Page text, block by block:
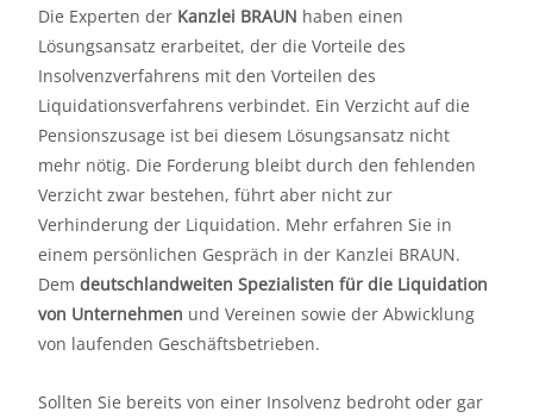
Die Experten der Kanzlei BRAUN haben einen
Lösungsansatz erarbeitet, der die Vorteile des
Insolvenzverfahrens mit den Vorteilen des
Liquidationsverfahrens verbindet. Ein Verzicht auf die
Pensionszusage ist bei diesem Lösungsansatz nicht
mehr nötig. Die Forderung bleibt durch den fehlenden
Verzicht zwar bestehen, führt aber nicht zur
Verhinderung der Liquidation. Mehr erfahren Sie in
einem persönlichen Gespräch in der Kanzlei BRAUN.
Dem deutschlandweiten Spezialisten für die Liquidation
von Unternehmen und Vereinen sowie der Abwicklung
von laufenden Geschäftsbetrieben.
Sollten Sie bereits von einer Insolvenz bedroht oder gar